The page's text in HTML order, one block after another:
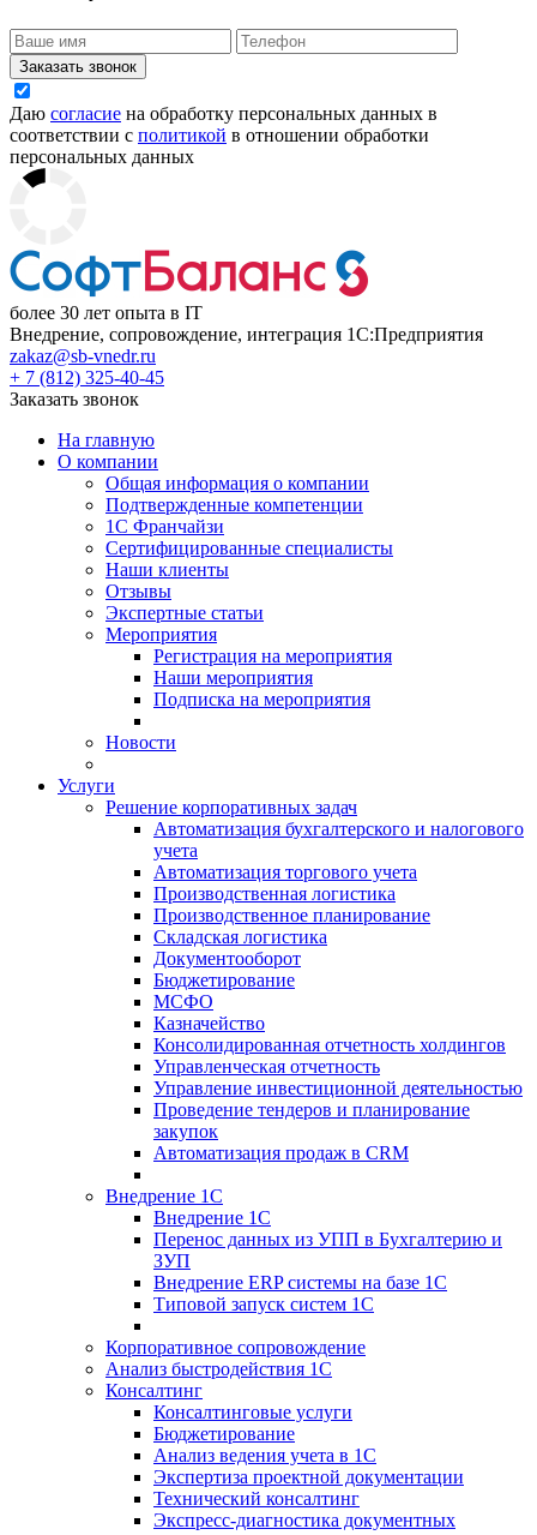
Заказать звонок
Даю согласие на обработку персональных данных в
соответствии с политикой в отношении обработки
персональных данных
более 30 лет опыта в IT
Внедрение, сопровождение, интеграция 1С:Предприятия
zakaz@sb-vnedr.ru
+ 7 (812) 325-40-45
Заказать звонок
На главную
О компании
Общая информация о компании
Подтвержденные компетенции
1С Франчайзи
Сертифицированные специалисты
Наши клиенты
Отзывы
Экспертные статьи
Мероприятия
Регистрация на мероприятия
Наши мероприятия
Подписка на мероприятия
Новости
Услуги
Решение корпоративных задач
Автоматизация бухгалтерского и налогового
учета
Автоматизация торгового учета
Производственная логистика
Производственное планирование
Складская логистика
Документооборот
Бюджетирование
МСФО
Казначейство
Консолидированная отчетность холдингов
Управленческая отчетность
Управление инвестиционной деятельностью
Проведение тендеров и планирование
закупок
Автоматизация продаж в CRM
Внедрение 1С
Внедрение 1С
Перенос данных из УПП в Бухгалтерию и
ЗУП
Внедрение ERP системы на базе 1С
Типовой запуск систем 1С
Корпоративное сопровождение
Анализ быстродействия 1С
Консалтинг
Консалтинговые услуги
Бюджетирование
Анализ ведения учета в 1С
Экспертиза проектной документации
Технический консалтинг
Экспресс-диагностика документных